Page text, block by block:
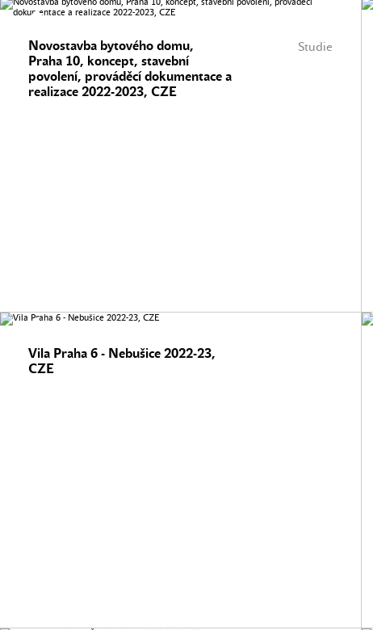
Studie
Novostavba bytového domu,
Praha 10, koncept, stavební
povolení, prováděcí dokumentace a
realizace 2022-2023, CZE
Vila Praha 6 - Nebušice 2022-23,
CZE